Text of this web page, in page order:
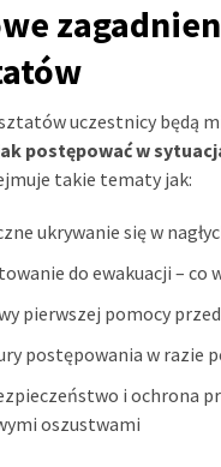
uczestnicy będą
postępować w
takie tematy jak:
ukrywanie się w
do ewakuacji – co
pierwszej pomocy
postępowania w razie
i ochrona
oszustwami